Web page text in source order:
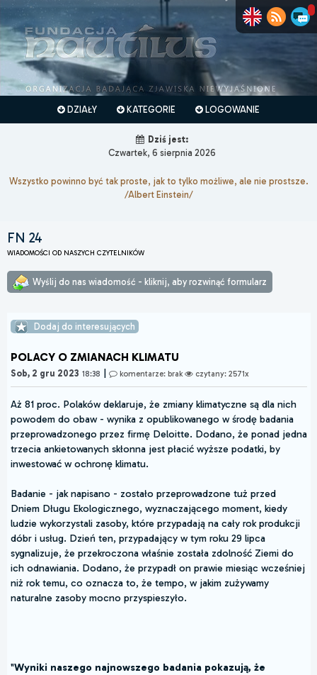
DZIAŁY KATEGORIE LOGOWANIE
Dziś jest:
Czwartek, 6 sierpnia 2026
Wszystko powinno być tak proste, jak to tylko możliwe, ale nie prostsze.
/Albert Einstein/
FN 24
WIADOMOŚCI OD NASZYCH CZYTELNIKÓW
Wyślij do nas wiadomość - kliknij, aby rozwinąć formularz
Dodaj do interesujących
POLACY O ZMIANACH KLIMATU
Sob, 2 gru 2023 18:38 komentarze: brak czytany: 2571x
Aż 81 proc. Polaków deklaruje, że zmiany klimatyczne są dla nich
powodem do obaw - wynika z opublikowanego w środę badania
przeprowadzonego przez firmę Deloitte. Dodano, że ponad jedna
trzecia ankietowanych skłonna jest płacić wyższe podatki, by
inwestować w ochronę klimatu.
Badanie - jak napisano - zostało przeprowadzone tuż przed
Dniem Długu Ekologicznego, wyznaczającego moment, kiedy
ludzie wykorzystali zasoby, które przypadają na cały rok produkcji
dóbr i usług. Dzień ten, przypadający w tym roku 29 lipca
sygnalizuje, że przekroczona właśnie została zdolność Ziemi do
ich odnawiania. Dodano, że przypadł on prawie miesiąc wcześniej
niż rok temu, co oznacza to, że tempo, w jakim zużywamy
naturalne zasoby mocno przyspieszyło.
"Wyniki naszego najnowszego badania pokazują, że